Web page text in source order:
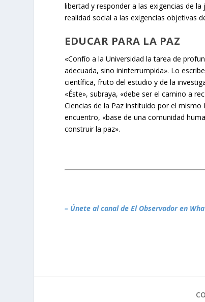
libertad y responder a las exigencias de
realidad social a las exigencias objetivas
EDUCAR PARA LA PAZ
«Confío a la Universidad la tarea de
adecuada, sino ininterrumpida». Lo
científica, fruto del estudio y de la
«Éste», subraya, «debe ser el camino a
Ciencias de la Paz instituido por el
encuentro, «base de una comunidad
construir la paz».
– Únete al canal de El Observador en